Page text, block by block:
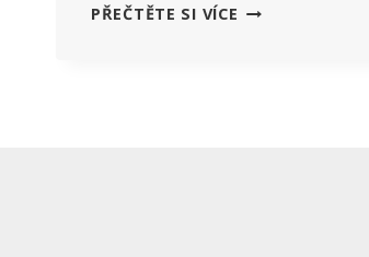
PŘEČTĚTE SI VÍCE NEOFICIÁLNÍ